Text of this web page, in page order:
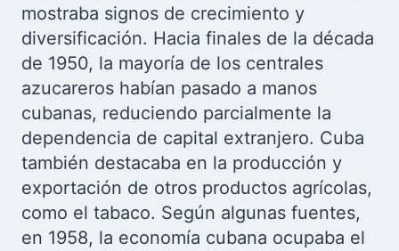
mostraba signos de crecimiento y
diversificación. Hacia finales de la década
de 1950, la mayoría de los centrales
azucareros habían pasado a manos
cubanas, reduciendo parcialmente la
dependencia de capital extranjero. Cuba
también destacaba en la producción y
exportación de otros productos agrícolas,
como el tabaco. Según algunas fuentes,
en 1958, la economía cubana ocupaba el